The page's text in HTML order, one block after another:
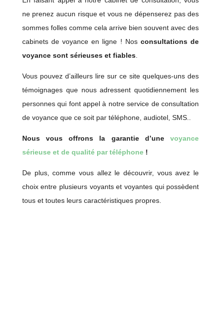
ne prenez aucun risque et vous ne dépenserez pas des
sommes folles comme cela arrive bien souvent avec des
cabinets de voyance en ligne ! Nosconsultations de
voyance sont sérieuses et fiables.
Vous pouvez d’ailleurs lire sur ce site quelques-uns des
témoignages que nous adressent quotidiennement les
personnes qui font appel à notre service de consultation
de voyance que ce soit par téléphone, audiotel, SMS..
Nous vous offrons la garantie d’unevoyance
sérieuse et de qualité par téléphone!
De plus, comme vous allez le découvrir, vous avez le
choix entre plusieurs voyants et voyantes qui possèdent
tous et toutes leurs caractéristiques propres.